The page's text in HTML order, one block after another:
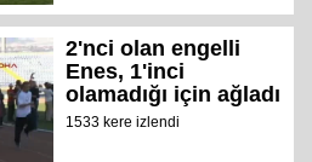
2'nci olan engelli
Enes, 1'inci
olamadığı için ağladı
1533 kere izlendi